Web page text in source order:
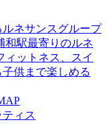
ネサンスグループ
和駅最寄りのルネ
ィットネス、スイ
供まで楽しめる
ティス